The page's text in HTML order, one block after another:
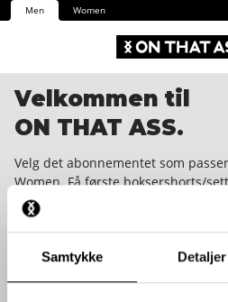
Samtykke Detaljer
Men Women
Velkommen til
ON THAT ASS.
Velg det abonnementet som
Women. Få første boksershorts/
mottar du en eksklusiv
måned. Kan avtalen sies opp når
varsel. We dare you to wear it!